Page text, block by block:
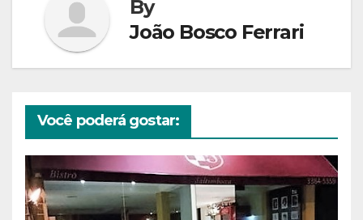
By
João Bosco Ferrari
Você poderá gostar: